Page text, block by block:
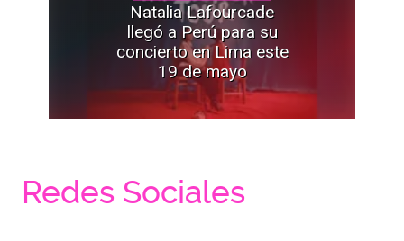
Natalia Lafourcade
llegó a Perú para su
concierto en Lima este
19 de mayo
Redes Sociales